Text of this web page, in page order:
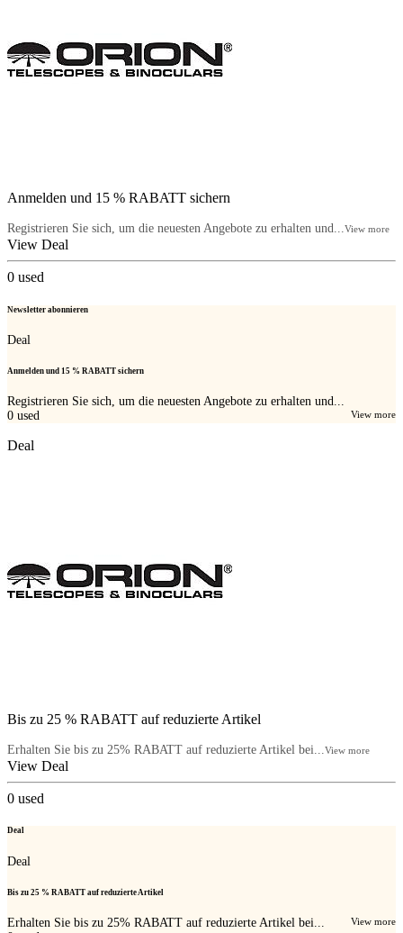
Anmelden und 15 % RABATT sichern
Registrieren Sie sich, um die neuesten Angebote zu erhalten und...View more
View Deal
0 used
Newsletter abonnieren
Deal
Anmelden und 15 % RABATT sichern
Registrieren Sie sich, um die neuesten Angebote zu erhalten und...
View more
0 used
Deal
Bis zu 25 % RABATT auf reduzierte Artikel
Erhalten Sie bis zu 25% RABATT auf reduzierte Artikel bei...View more
View Deal
0 used
Deal
Deal
Bis zu 25 % RABATT auf reduzierte Artikel
Erhalten Sie bis zu 25% RABATT auf reduzierte Artikel bei... View more